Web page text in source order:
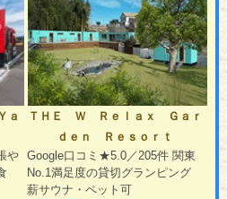
ａ
や
ＴＨＥ Ｗ Ｒｅｌａｘ Ｇａｒ
ｄｅｎ Ｒｅｓｏｒｔ
Google口コミ★5.0／205件 関東
No.1満足度の貸切グランピング
薪サウナ・ペット可